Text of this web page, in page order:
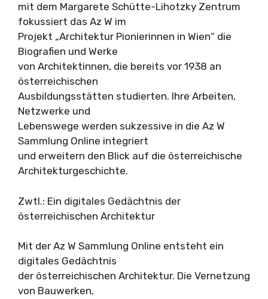
mit dem Margarete Schütte-Lihotzky Zentrum
fokussiert das Az W im
Projekt „Architektur Pionierinnen in Wien“ die
Biografien und Werke
von Architektinnen, die bereits vor 1938 an
österreichischen
Ausbildungsstätten studierten. Ihre Arbeiten,
Netzwerke und
Lebenswege werden sukzessive in die Az W
Sammlung Online integriert
und erweitern den Blick auf die österreichische
Architekturgeschichte.
Zwtl.: Ein digitales Gedächtnis der
österreichischen Architektur
Mit der Az W Sammlung Online entsteht ein
digitales Gedächtnis
der österreichischen Architektur. Die Vernetzung
von Bauwerken,